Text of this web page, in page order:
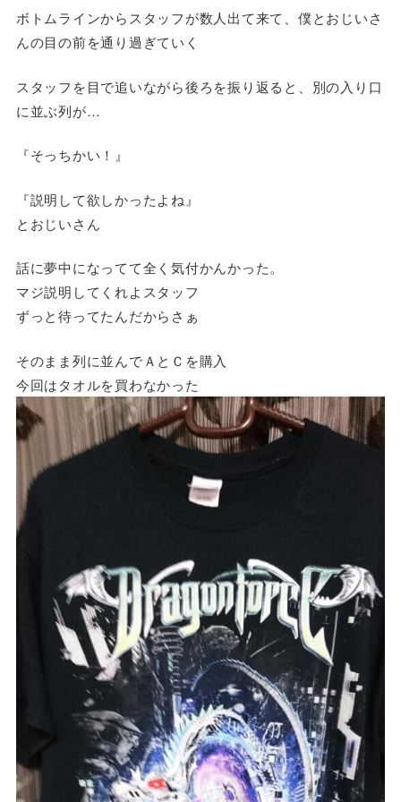
ボトムラインからスタッフが数人出て来て、僕とおじいさ
んの目の前を通り過ぎていく
スタッフを目で追いながら後ろを振り返ると、別の入り口
に並ぶ列が…
『そっちかい！』
『説明して欲しかったよね』
とおじいさん
話に夢中になってて全く気付かんかった。
マジ説明してくれよスタッフ
ずっと待ってたんだからさぁ
そのまま列に並んでＡとＣを購入
今回はタオルを買わなかった